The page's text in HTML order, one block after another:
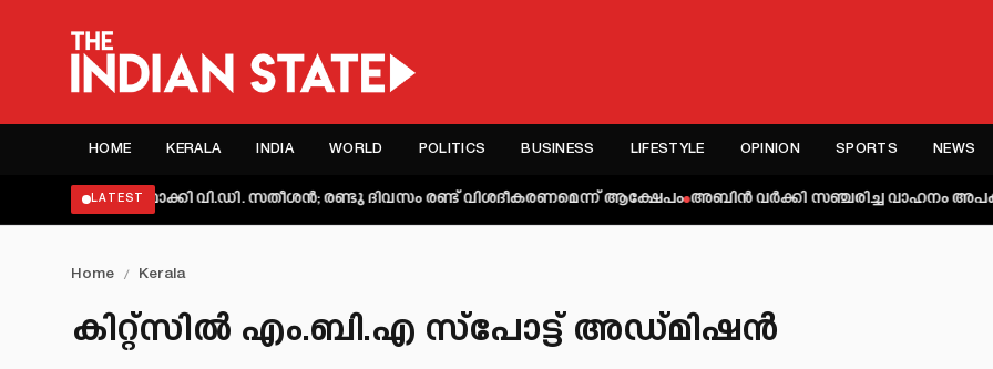
HOME KERALA INDIA WORLD POLITICS BUSINESS LIFESTYLE OPINION SPORTS NEWS
LATEST
വ്യക്തമാക്കി വി.ഡി. സതീശൻ; രണ്ടു ദിവസം രണ്ട് വിശദീകരണമെന്ന് ആക്ഷേപം അബിന്‍ വര്‍ക്കി സഞ്ചരിച്ച വാഹനം
Home / Kerala
കിറ്റ്സില്‍ എം.ബി.എ സ്പോട്ട് അഡ്മിഷന്‍